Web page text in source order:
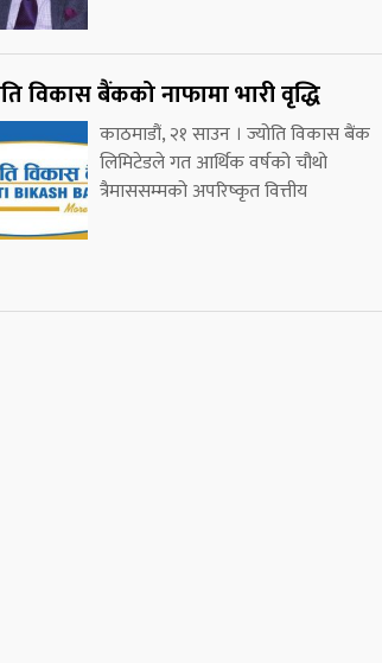
विकास बैंकको नाफामा भारी वृद्धि
काठमाडौं, २१ साउन । ज्योति विकास बैंक
लिमिटेडले गत आर्थिक वर्षको चौथो
त्रैमाससम्मको अपरिष्कृत वित्तीय